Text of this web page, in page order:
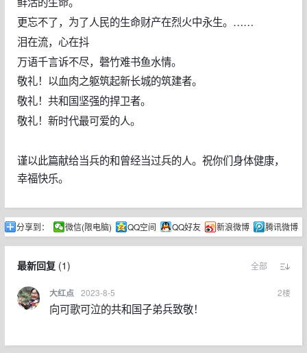
更忘不了，为了人民的生命财产在烈火中永生。……
泪在流，心在抖
万语千言诉不尽，磬竹难书鱼水情。
敬礼！以血肉之躯筑起新长城的筑建者。
敬礼！共和国坚强的捍卫者。
敬礼！新时代最可爱的人。
谨以此篇献给当兵的和曾经当过兵的人。祝你们身体健康，
幸福快乐。
分享到： 微信(限电脑) QQ空间 QQ好友 新浪微博 腾讯微博
最新回复(1) 全部
大红点 2023-8-5 2楼
向可歌可泣的共和国子弟兵致敬！